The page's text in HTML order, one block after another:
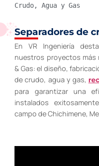
Crudo, Agua y Gas
Separadores de
En VR Ingeniería
nuestros proyectos más
& Gas: el diseño,
de crudo, agua y gas,
para garantizar una
instalados
campo de Chichimene,